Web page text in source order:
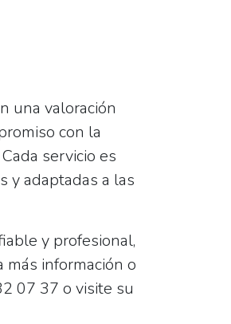
una valoración
con la
servicio es
y adaptadas a las
y profesional,
más información o
07 37 o visite su